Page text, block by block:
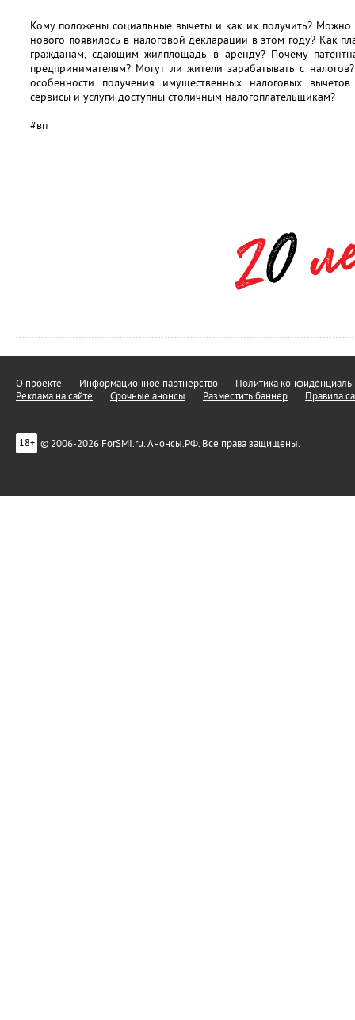
Кому положены социальные вычеты и как их получить? Можно
нового появилось в налоговой декларации в этом году? Как
гражданам, сдающим жилплощадь в аренду? Почему
предпринимателям? Могут ли жители зарабатывать с
особенности получения имущественных налоговых
сервисы и услуги доступны столичным налогоплательщикам?
#вп
О проекте Информационное партнерство
Политика
Реклама на сайте
Срочные анонсы Разместить баннер Правила
18+ © 2006-2026 ForSMI.ru. Анонсы.РФ. Все права защищены.